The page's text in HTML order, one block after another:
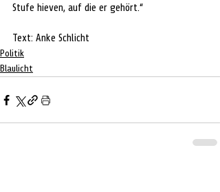
Stufe hieven, auf die er gehört.“
Text: Anke Schlicht
Politik
Blaulicht